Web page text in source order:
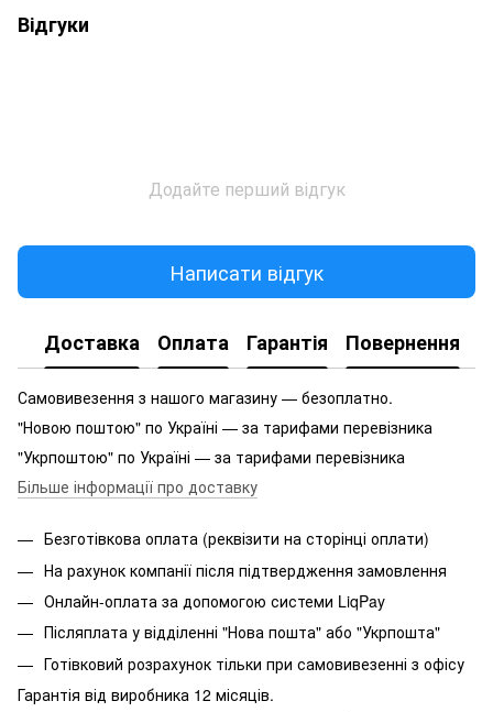
Відгуки
Додайте перший відгук
Написати відгук
Доставка Оплата Гарантія Повернення
Самовивезення з нашого магазину — безоплатно.
"Новою поштою" по Україні — за тарифами перевізника
"Укрпоштою" по Україні — за тарифами перевізника
Більше інформації про доставку
Безготівкова оплата (реквізити на сторінці оплати)
На рахунок компанії після підтвердження замовлення
Онлайн-оплата за допомогою системи LiqPay
Післяплата у відділенні "Нова пошта" або "Укрпошта"
Готівковий розрахунок тільки при самовивезенні з офісу
Гарантія від виробника 12 місяців.